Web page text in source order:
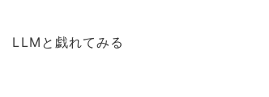
LLMと戯れてみる